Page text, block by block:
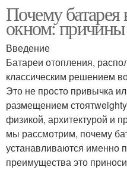
Почему батарея
окном:
Введение
Батареи отопления,
классическим решением
Это не просто привычка
размещением
физикой, архитектурой и
мы рассмотрим, почему
устанавливаются именно
преимущества это